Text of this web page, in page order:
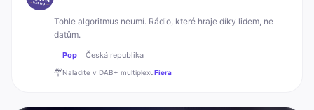
Tohle algoritmus neumí. Rádio, které hraje díky lidem, ne
datům.
Pop Česká republika
Naladíte v DAB+ multiplexuFiera